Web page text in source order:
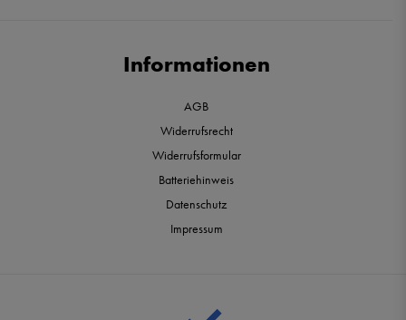
Informationen
AGB
Widerrufsrecht
Widerrufsformular
Batteriehinweis
Datenschutz
Impressum